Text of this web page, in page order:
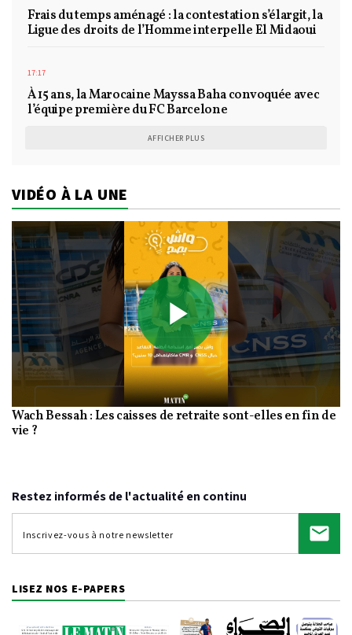
Frais du temps aménagé : la contestation s’élargit, la
Ligue des droits de l’Homme interpelle El Midaoui
17:17
À 15 ans, la Marocaine Mayssa Baha convoquée avec
l’équipe première du FC Barcelone
AFFICHER PLUS
VIDÉO À LA UNE
Play
Video
Wach Bessah : Les caisses de retraite sont-elles en fin de
vie ?
Restez informés de l'actualité en continu
LISEZ NOS E-PAPERS